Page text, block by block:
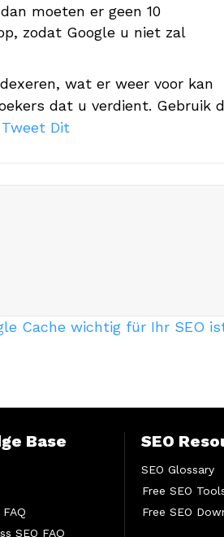
moeten er geen 10
zodat Google u niet zal
wat er weer voor kan
dat u verdient. Gebruik
Tweet Dit
Cache wichtig für Ihr SEO
Base
SEO FAQ
SEO
SEO Glossary
Free SEO
Free SEO